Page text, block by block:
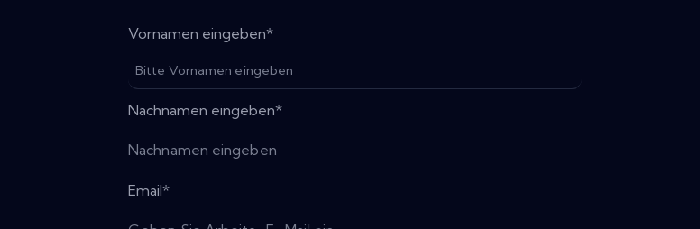
Vornamen eingeben*
Nachnamen eingeben*
Email*